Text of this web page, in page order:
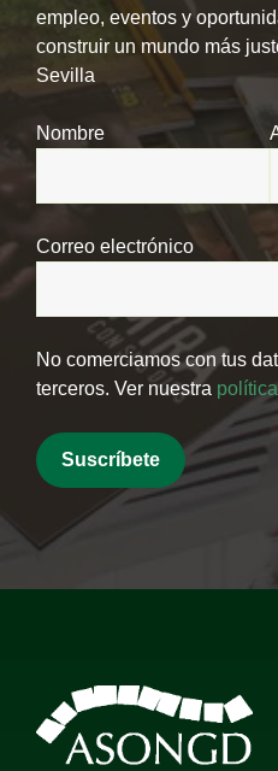
empleo, eventos y
construir un mundo más
Sevilla
Nombre
Correo electrónico
No comerciamos con tus
terceros. Ver nuestra